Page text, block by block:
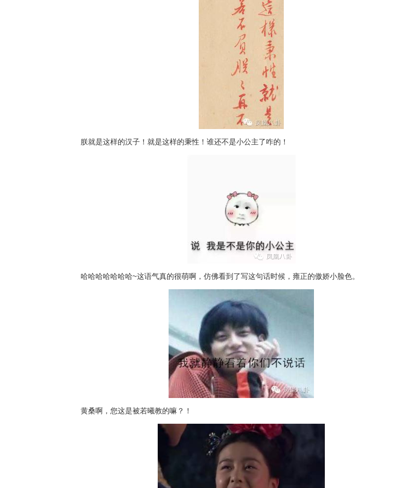
朕就是这样的汉子！就是这样的秉性！谁还不是小公主了咋的！
哈哈哈哈哈哈哈~这语气真的很萌啊，仿佛看到了写这句话时候，雍正的傲娇小脸色。
黄桑啊，您这是被若曦教的嘛？！